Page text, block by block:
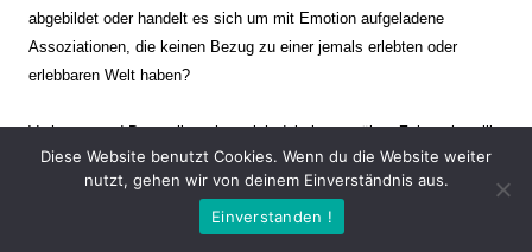
abgebildet oder handelt es sich um mit Emotion aufgeladene
Assoziationen, die keinen Bezug zu einer jemals erlebten oder
erlebbaren Welt haben?
Verharren und Dynamik stehen sich dabei gegenüber. Zeit steht still
oder verrinnt im Nu. Es soll dabei eine Spannung, auch farblich, bis
zur Schmerzgrenze erzeugt werden. Die Arbeiten stellen ambivalente
Situationen dar. Kaum kann der Betrachter entscheiden, ob er hier
Diese Website benutzt Cookies. Wenn du die Website weiter
nutzt, gehen wir von deinem Einverständnis aus.
Einverstanden !